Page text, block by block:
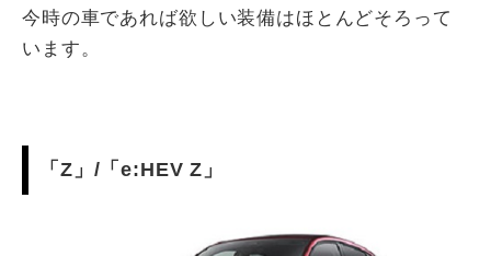
今時の車であれば欲しい装備はほとんどそろって
います。
「Z」/「e:HEV Z」